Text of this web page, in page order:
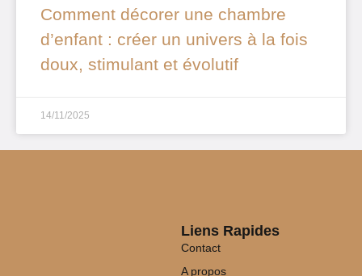
Comment décorer une chambre
d’enfant : créer un univers à la fois
doux, stimulant et évolutif
14/11/2025
Liens Rapides
Contact
A propos